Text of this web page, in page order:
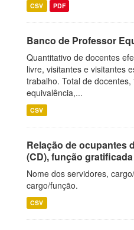
CSV PDF
Banco de Professor
Quantitativo de docentes
livre, visitantes e visitantes
trabalho. Total de
equivalência,...
CSV
Relação de ocupantes
(CD), função
Nome dos servidores,
cargo/função.
CSV